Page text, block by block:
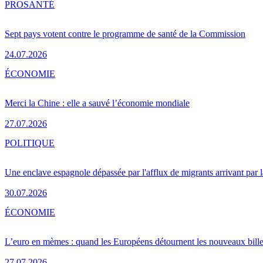
Sept pays votent contre le programme de santé de la Commission
24.07.2026
PROSANTÉ
Merci la Chine : elle a sauvé l’économie mondiale
27.07.2026
ÉCONOMIE
Une enclave espagnole dépassée par l'afflux de migrants arrivant par
30.07.2026
POLITIQUE
L’euro en mèmes : quand les Européens détournent les nouveaux
ÉCONOMIE